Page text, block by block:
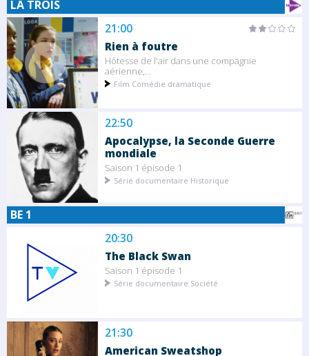
LA TROIS
21:00
Rien à foutre
Hôtesse de l'air dans une compagnie
aérienne,...
Film Comédie dramatique
22:50
Apocalypse, la Seconde Guerre
mondiale
Saison 1 épisode 1
Série documentaire Historique
BE 1
20:30
The Black Swan
Saison 1 épisode 1
Série documentaire Société
21:30
American Sweatshop